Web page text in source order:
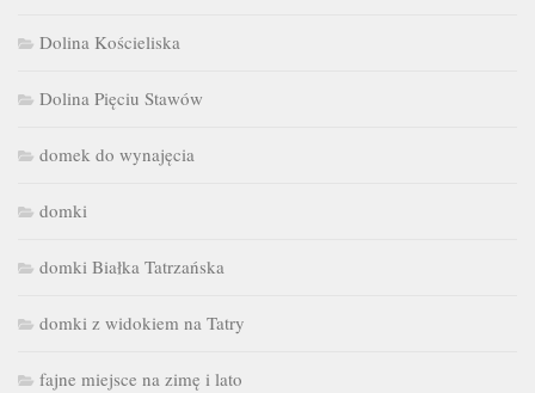
Dolina Kościeliska
Dolina Pięciu Stawów
domek do wynajęcia
domki
domki Białka Tatrzańska
domki z widokiem na Tatry
fajne miejsce na zimę i lato